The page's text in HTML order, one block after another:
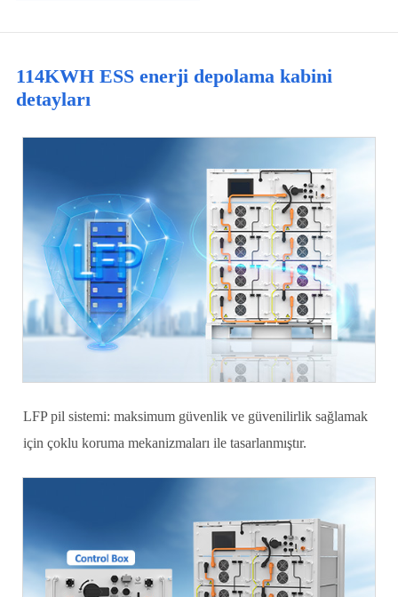
114KWH ESS enerji depolama kabini
detayları
LFP pil sistemi: maksimum güvenlik ve güvenilirlik sağlamak
için çoklu koruma mekanizmaları ile tasarlanmıştır.